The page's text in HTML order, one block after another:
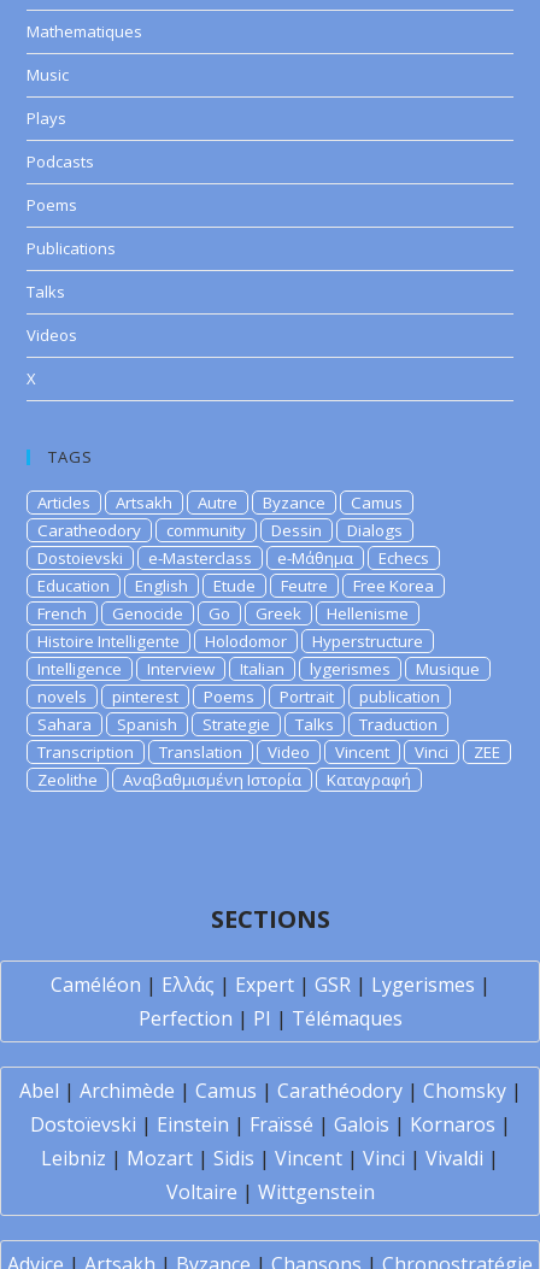
Mathematiques
Music
Plays
Podcasts
Poems
Publications
Talks
Videos
X
TAGS
Articles Artsakh Autre Byzance
Camus
Caratheodory
community Dessin
Dialogs
Dostoievski
e-Masterclass e-Μάθημα
Echecs
Education
English Etude Feutre
Free Korea
French
Genocide Go Greek
Hellenisme
Histoire Intelligente
Holodomor
Hyperstructure
Intelligence
Interview Italian lygerismes
Musique
novels
pinterest Poems Portrait
publication
Sahara
Spanish Strategie Talks
Traduction
Transcription
Translation Video Vincent Vinci
ZEE
Zeolithe
Αναβαθμισμένη Ιστορία Καταγραφή
SECTIONS
Caméléon | Ελλάς | Expert| GSR| Lygerismes |
Perfection | PI | Télémaques
Abel | Archimède | Camus | Carathéodory| Chomsky|
Dostoïevski | Einstein | Fraïssé | Galois | Kornaros |
Leibniz | Mozart | Sidis | Vincent | Vinci | Vivaldi |
Voltaire | Wittgenstein